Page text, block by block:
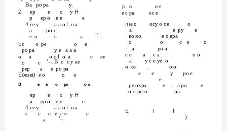
Ba po pa
y.
2. ep e o y +
p ep o e e
e
4 ce y
a a o , o a
a po o
e o c a
’–.
Ec
o pe o e
po pa y e a a a
o a o o , o a c
ee
o
c
’–. B o c y ae
pep
a e po pa
(Reset) e o o o
B e e o po o o :
ep e o
y +
p
ep o e e e
4 ce y a a o , o a
c c e e c e e
a ’–.
p o o e
e c pa oc e
Pe o ocy o oe o
a e py
e
eo xo
e o epa
o o c o o
a po a
c e a c a o o
a
y c e ye o
o ce
o o
e e y po e
e
pe oxpa e . a po e
o o po o pa .
(
)